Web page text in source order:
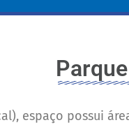
espaço possui